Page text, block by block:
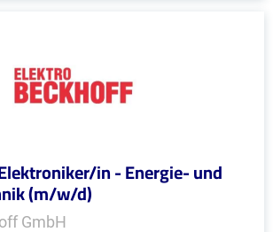
in - Energie- und
(m/w/d)
GmbH